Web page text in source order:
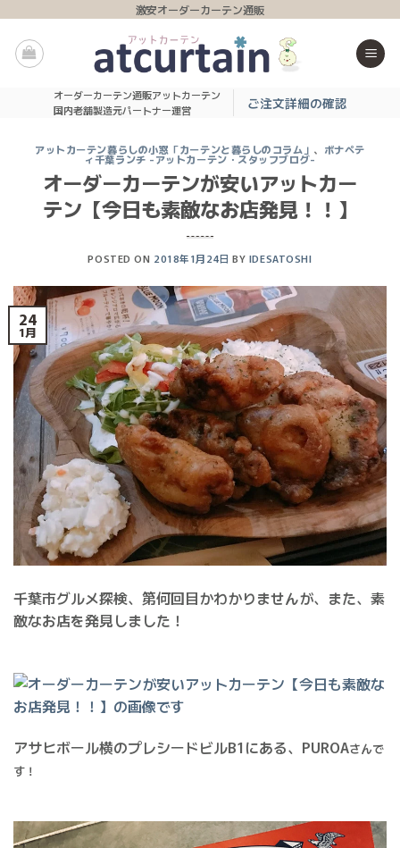
content
激安オーダーカーテン通販
オーダーカーテン通販アットカーテン
国内老舗製造元パートナー運営
ご注文詳細の確認
アットカーテン暮らしの小窓「カーテンと暮らしのコラム」 、 ボナペテ
ィ千葉ランチ -アットカーテン・スタッフブログ-
オーダーカーテンが安いアットカー
テン【今日も素敵なお店発見！！】
POSTED ON 2018年1月24日 BY IDESATOSHI
24
1月
千葉市グルメ探検、第何回目かわかりませんが、また、素
敵なお店を発見しました！
アサヒボール横のプレシードビルB1にある、 PUROAさんで
す！